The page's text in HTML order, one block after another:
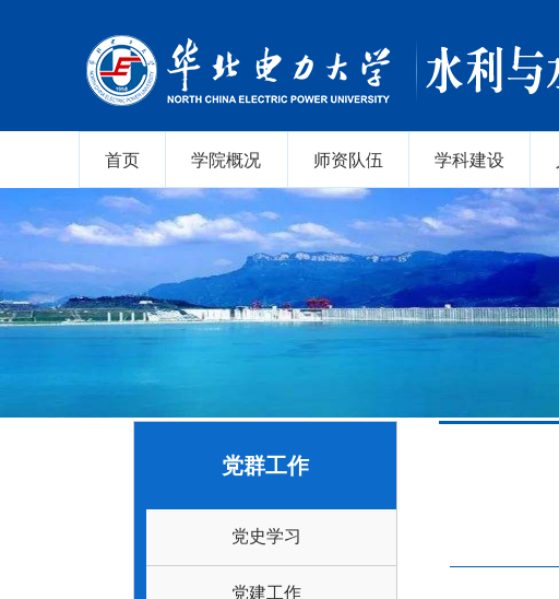
首页 学院概况 师资队伍 学科建设
党群工作
党史学习
党建工作